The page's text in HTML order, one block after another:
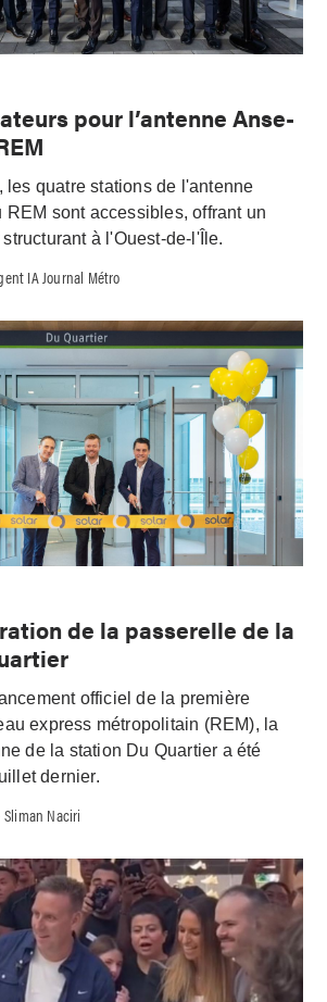
pour l’antenne Anse-
les quatre stations de l'antenne
REM sont accessibles, offrant un
à l'Ouest-de-l'Île.
IA Journal Métro
de la passerelle de la
officiel de la première
express métropolitain (REM), la
de la station Du Quartier a été
dernier.
Sliman Naciri